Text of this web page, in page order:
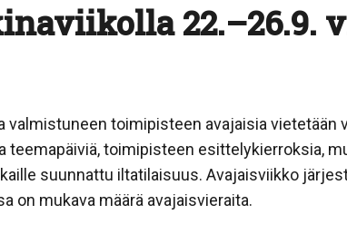
22.–26.9.
valmistuneen toimipisteen avajaisia vietetään
toimipisteen esittelykierroksia,
suunnattu iltatilaisuus. Avajaisviikko
on mukava määrä avajaisvieraita.